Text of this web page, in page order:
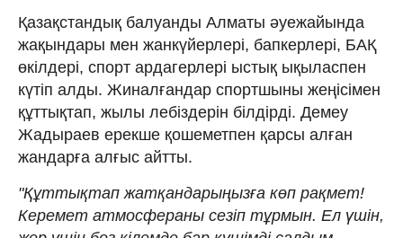
Қазақстандық балуанды Алматы әуежайында
жақындары мен жанкүйерлері, бапкерлері, БАҚ
өкілдері, спорт ардагерлері ыстық ықыласпен
күтіп алды. Жиналғандар спортшыны жеңісімен
құттықтап, жылы лебіздерін білдірді. Демеу
Жадыраев ерекше қошеметпен қарсы алған
жандарға алғыс айтты.
"Құттықтап жатқандарыңызға көп рақмет!
Керемет атмосфераны сезіп тұрмын. Ел үшін,